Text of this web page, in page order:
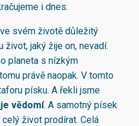
i dnes.
svém životě důležitý
život, jaký žije on, nevadí.
planeta s nízkým
právě naopak. V tomto
písku. A řekli jsme
vědomí. A samotný písek
život prodírat. Celá